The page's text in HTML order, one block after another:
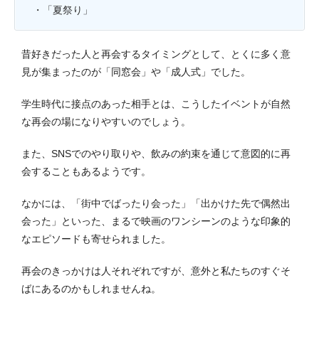
・「夏祭り」
昔好きだった人と再会するタイミングとして、とくに多く意
見が集まったのが「同窓会」や「成人式」でした。
学生時代に接点のあった相手とは、こうしたイベントが自然
な再会の場になりやすいのでしょう。
また、SNSでのやり取りや、飲みの約束を通じて意図的に再
会することもあるようです。
なかには、「街中でばったり会った」「出かけた先で偶然出
会った」といった、まるで映画のワンシーンのような印象的
なエピソードも寄せられました。
再会のきっかけは人それぞれですが、意外と私たちのすぐそ
ばにあるのかもしれませんね。